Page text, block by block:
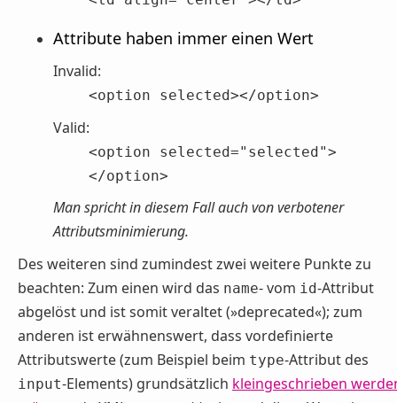
Attribute haben immer einen Wert
Invalid:
<option selected></option>
Valid:
<option selected="selected">
</option>
Man spricht in diesem Fall auch vonverbotener
Attributsminimierung.
Des weiteren sind zumindest zwei weitere Punkte zu
beachten: Zum einen wird das name- vom id-Attribut
abgelöst und ist somit veraltet (»deprecated«); zum
anderen ist erwähnenswert, dass vordefinierte
Attributswerte (zum Beispiel beim type-Attribut des
input-Elements) grundsätzlich kleingeschrieben